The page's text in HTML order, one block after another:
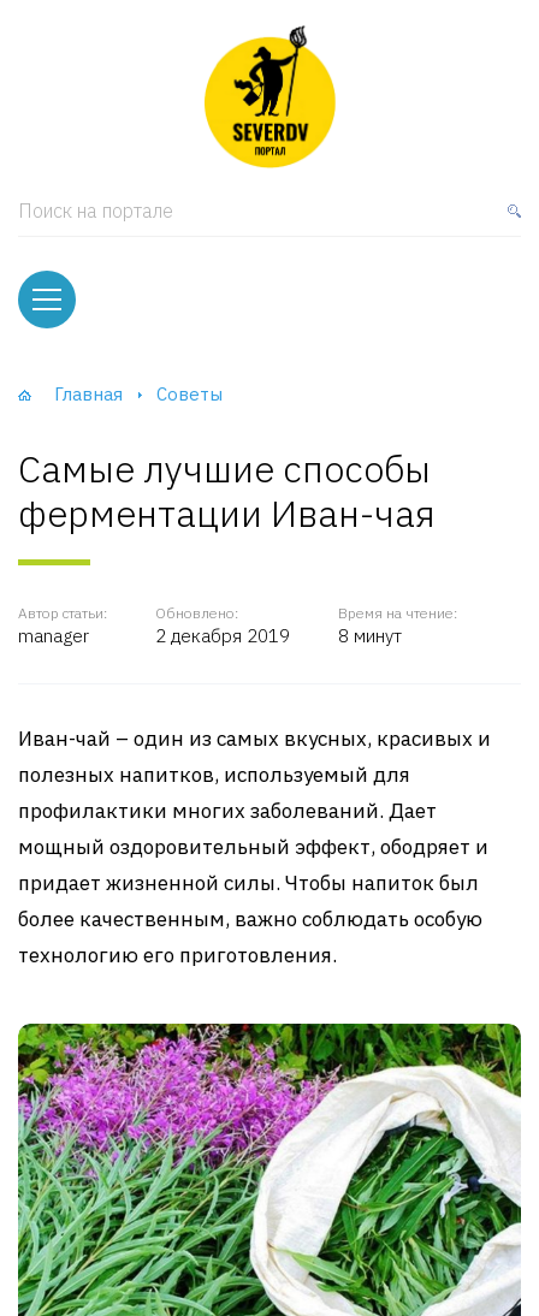
Поиск на портале
Главная Советы
Самые лучшие способы
ферментации Иван-чая
Автор статьи:
manager
Обновлено:
2 декабря 2019
Время на чтение:
8 минут
Иван-чай – один из самых вкусных, красивых и
полезных напитков, используемый для
профилактики многих заболеваний. Дает
мощный оздоровительный эффект, ободряет и
придает жизненной силы. Чтобы напиток был
более качественным, важно соблюдать особую
технологию его приготовления.
и тумбы